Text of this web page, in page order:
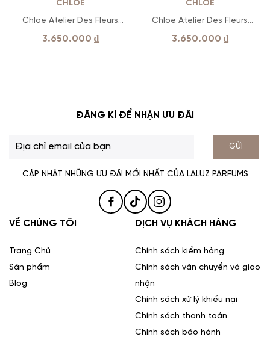
CHLÓE
Chloe Atelier Des Fleurs
Magnolia Alba
3.650.000 ₫
CHLÓE
Chloe Atelier Des Fleurs
Vanilla Planifolia EDP
3.650.000 ₫
ĐĂNG KÍ ĐỂ NHẬN ƯU ĐÃI
GỬI
CẬP NHẬT NHỮNG ƯU ĐÃI MỚI NHẤT CỦA LALUZ PARFUMS
VỀ CHÚNG TÔI
Trang Chủ
Sản phẩm
Blog
DỊCH VỤ KHÁCH HÀNG
Chính sách kiểm hàng
Chính sách vận chuyển và giao
nhận
Chính sách xử lý khiếu nại
Chính sách thanh toán
Chính sách bảo hành